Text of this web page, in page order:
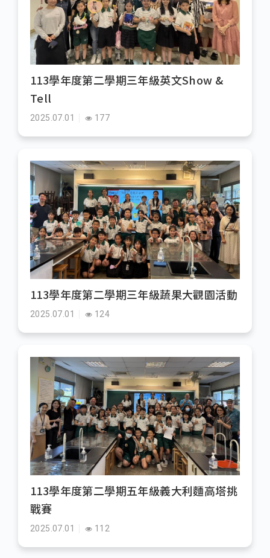
113學年度第二學期三年級英文Show &
Tell
2025.07.01 177
113學年度第二學期三年級蔬果大觀園活動
2025.07.01 124
113學年度第二學期五年級義大利麵高塔挑
戰賽
2025.07.01 112